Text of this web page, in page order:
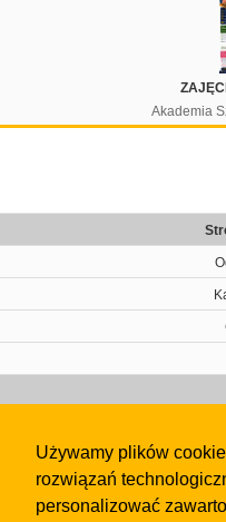
Używamy plików
rozwiązań
personalizować
Akademia